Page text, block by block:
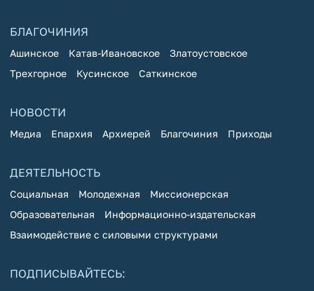
БЛАГОЧИНИЯ
Ашинское Катав-Ивановское
Златоустовское
Трехгорное
Кусинское Саткинское
НОВОСТИ
Медиа Епархия Архиерей Благочиния Приходы
ДЕЯТЕЛЬНОСТЬ
Социальная Молодежная
Миссионерская
Образовательная
Информационно-издательская
Взаимодействие с силовыми структурами
ПОДПИСЫВАЙТЕСЬ: